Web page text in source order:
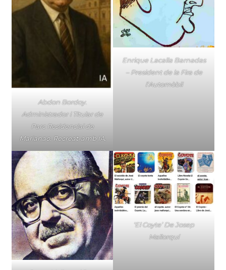
Abdon Bordoy.
Administrador i Titular de
Parc Residencial de
Marianao. Recreat-amb IA.
Enrique Lacalla Barnadas
– President de la Fira de
l’Automòbil
‘El Coyte’ De Josep
Mallorquí